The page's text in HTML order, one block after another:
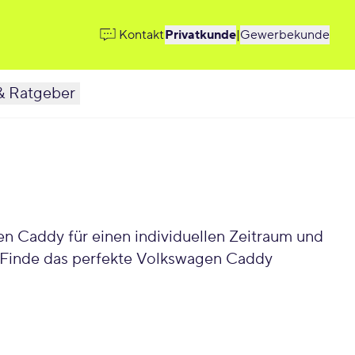
KontaktPrivatkunde|Gewerbekunde
Ratgeber
Caddy für einen individuellen Zeitraum und
das perfekte Volkswagen Caddy